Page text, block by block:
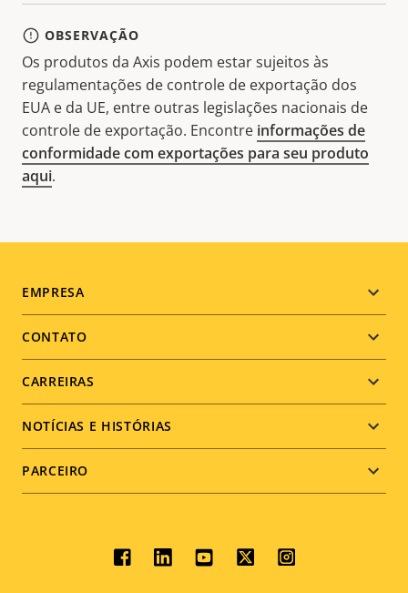
OBSERVAÇÃO
Os produtos da Axis podem estar sujeitos às
regulamentações de controle de exportação dos
EUA e da UE, entre outras legislações nacionais de
controle de exportação. Encontre informações de
conformidade com exportações para seu produto
aqui.
Footer
menu
EMPRESA
CONTATO
CARREIRAS
NOTÍCIAS E HISTÓRIAS
PARCEIRO
Social